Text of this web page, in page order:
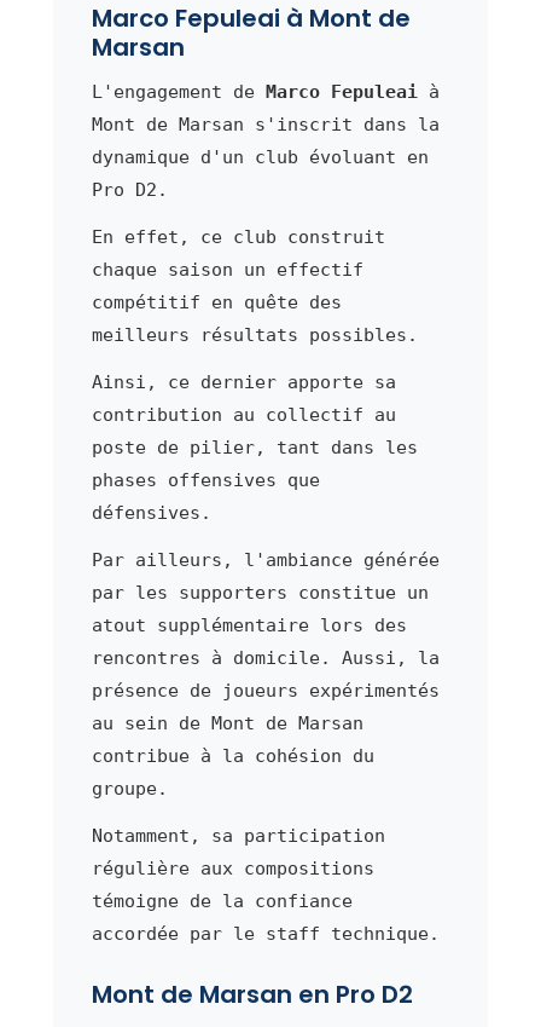
Marco Fepuleai à Mont de
Marsan
L'engagement de Marco Fepuleaià
Mont de Marsan s'inscrit dans la
dynamique d'un club évoluant en
Pro D2.
En effet, ce club construit
chaque saison un effectif
compétitif en quête des
meilleurs résultats possibles.
Ainsi, ce dernier apporte sa
contribution au collectif au
poste de pilier, tant dans les
phases offensives que
défensives.
Par ailleurs, l'ambiance générée
par les supporters constitue un
atout supplémentaire lors des
rencontres à domicile. Aussi, la
présence de joueurs expérimentés
au sein de Mont de Marsan
contribue à la cohésion du
groupe.
Notamment, sa participation
régulière aux compositions
témoigne de la confiance
accordée par le staff technique.
Mont de Marsan en Pro D2